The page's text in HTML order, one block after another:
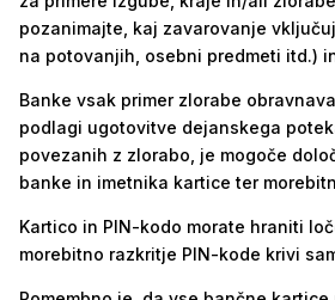
pozanimajte, kaj zavarovanje
na potovanjih, osebni predmeti itd.)
Banke vsak primer zlorabe
podlagi ugotovitve dejanskega
povezanih z zlorabo, je mogoče
banke in imetnika kartice ter
Kartico in PIN-kodo morate hraniti
morebitno razkritje PIN-kode krivi